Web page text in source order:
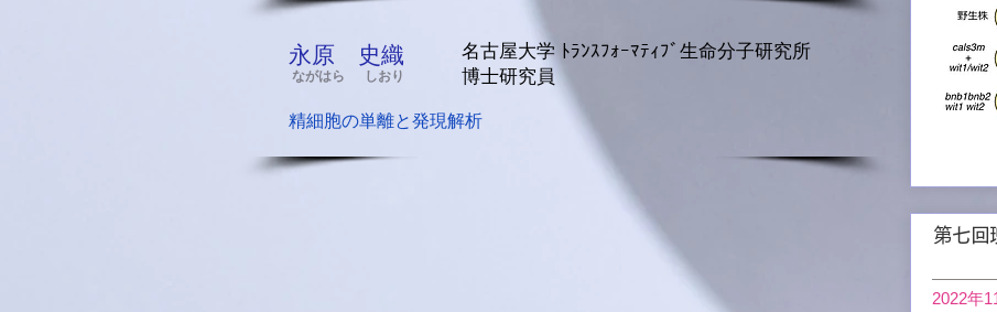
永原 史織
ながはら しおり
名古屋大学 ﾄﾗﾝｽﾌｫｰﾏﾃｨﾌﾞ 生命分子研究所​
​博士研究員
精細胞の単離と発現解析
第七回
2022年